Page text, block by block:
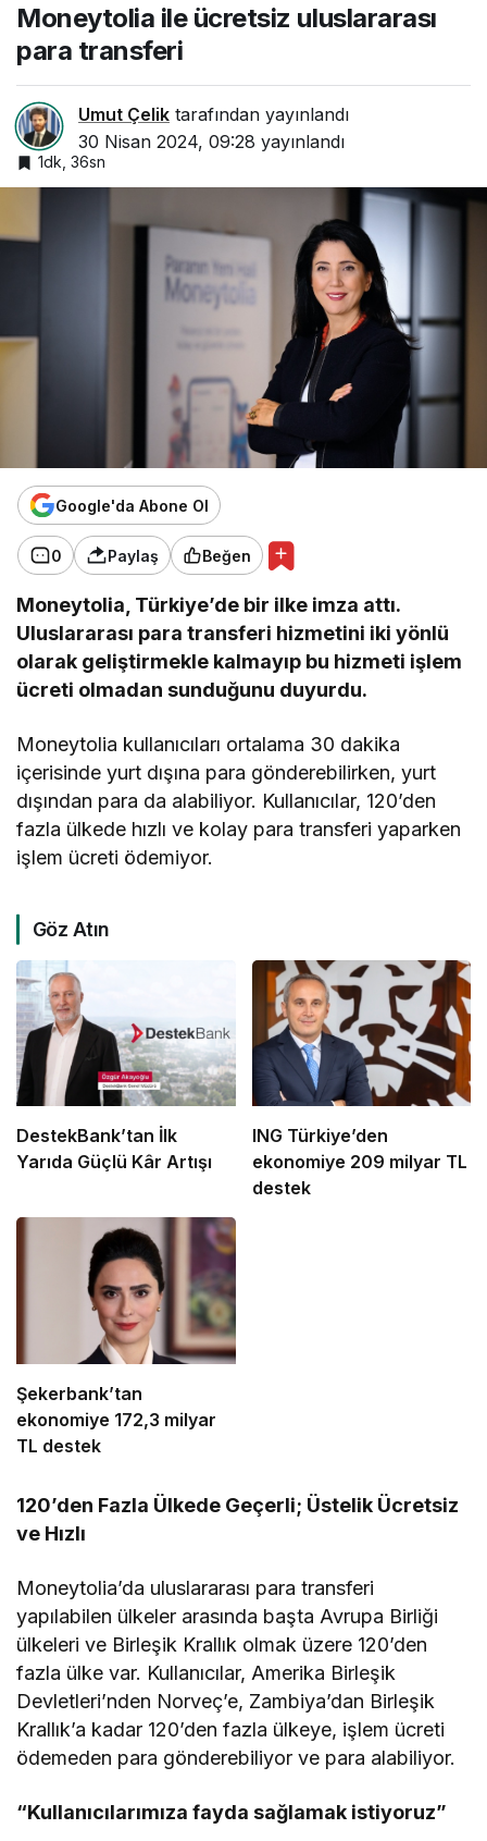
Moneytolia ile ücretsiz uluslararası
para transferi
Umut Çelik tarafından yayınlandı
30 Nisan 2024, 09:28 yayınlandı
1dk, 36sn
Google'da Abone Ol
0 Paylaş Beğen
Moneytolia, Türkiye’de bir ilke imza attı.
Uluslararası para transferi hizmetini iki yönlü
olarak geliştirmekle kalmayıp bu hizmeti işlem
ücreti olmadan sunduğunu duyurdu.
Moneytolia kullanıcıları ortalama 30 dakika
içerisinde yurt dışına para gönderebilirken, yurt
dışından para da alabiliyor. Kullanıcılar, 120’den
fazla ülkede hızlı ve kolay para transferi yaparken
işlem ücreti ödemiyor.
Göz Atın
DestekBank’tan İlk
Yarıda Güçlü Kâr Artışı
ING Türkiye’den
ekonomiye 209 milyar TL
destek
Şekerbank’tan
ekonomiye 172,3 milyar
TL destek
120’den Fazla Ülkede Geçerli; Üstelik Ücretsiz
ve Hızlı
Moneytolia’da uluslararası para transferi
yapılabilen ülkeler arasında başta Avrupa Birliği
ülkeleri ve Birleşik Krallık olmak üzere 120’den
fazla ülke var. Kullanıcılar, Amerika Birleşik
Devletleri’nden Norveç’e, Zambiya’dan Birleşik
Krallık’a kadar 120’den fazla ülkeye, işlem ücreti
ödemeden para gönderebiliyor ve para alabiliyor.
“Kullanıcılarımıza fayda sağlamak istiyoruz”